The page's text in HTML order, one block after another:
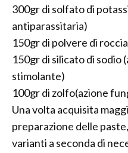
300gr di solfato di
antiparassitaria)
150gr di polvere di
150gr di silicato di sodio
stimolante)
100gr di zolfo(azione
Una volta acquisita
preparazione delle
varianti a seconda di